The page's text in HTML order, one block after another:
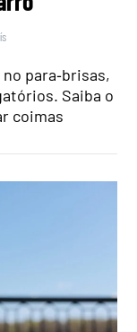
para‑brisas,
Saiba o
coimas